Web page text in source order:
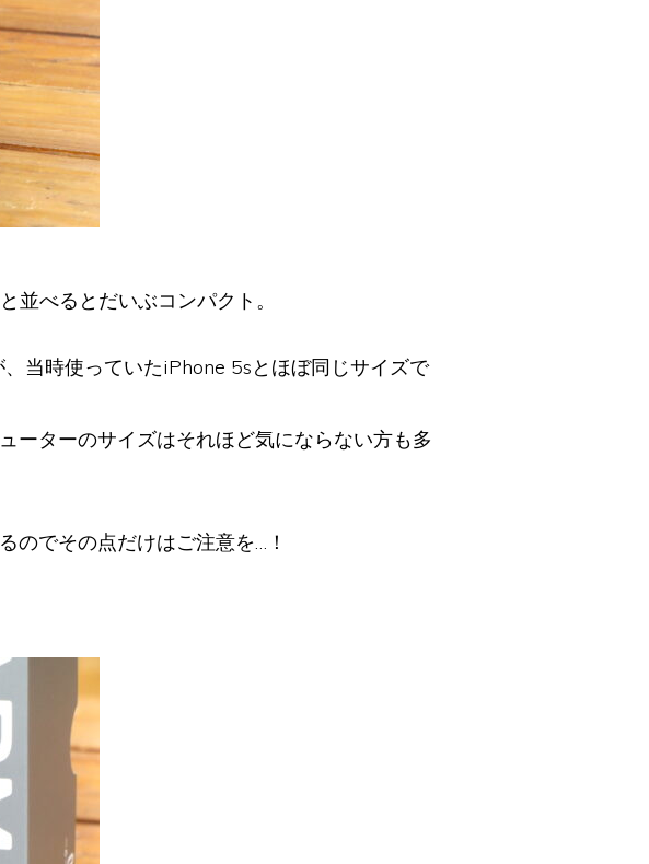
べるとだいぶコンパクト。
当時使っていたiPhone 5sとほぼ同じサイズで
ーターのサイズはそれほど気にならない方も多
のでその点だけはご注意を…！